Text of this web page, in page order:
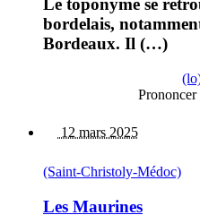
Le toponyme se
bordelais,
Bordeaux. Il (…)
12 mars 2025
(Saint-Christoly-Médoc)
Les Maurines